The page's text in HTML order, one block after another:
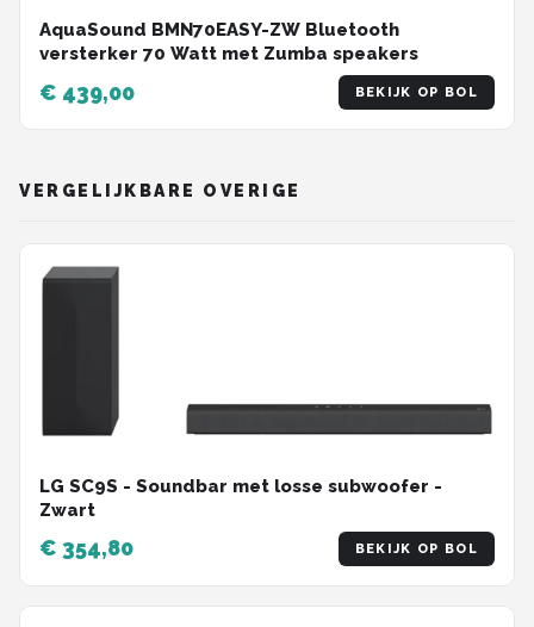
AquaSound BMN70EASY-ZW Bluetooth
versterker 70 Watt met Zumba speakers
€ 439,00 BEKIJK OP BOL
VERGELIJKBARE OVERIGE
LG SC9S - Soundbar met losse subwoofer -
Zwart
€ 354,80 BEKIJK OP BOL